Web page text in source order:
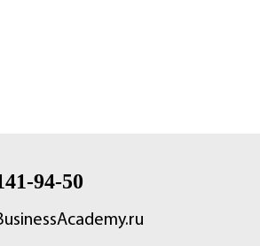
94-50